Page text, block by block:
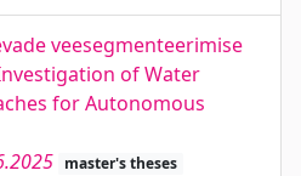
veesegmenteerimise
of Water
for Autonomous
master's theses